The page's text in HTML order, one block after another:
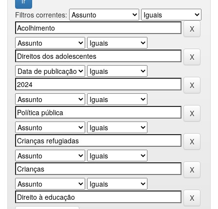
Filtros correntes: